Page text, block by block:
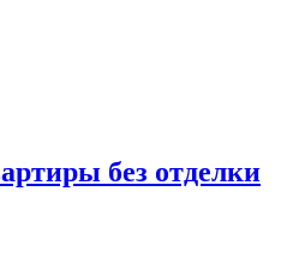
без отделки